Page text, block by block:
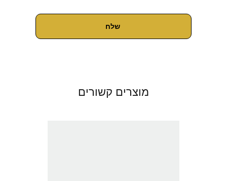
מוצרים קשורים